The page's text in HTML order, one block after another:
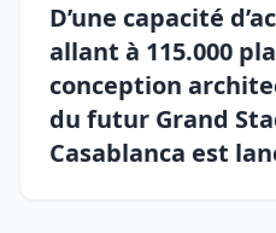
D’une capacité
allant à 115.000
conception
du futur Grand
Casablanca est